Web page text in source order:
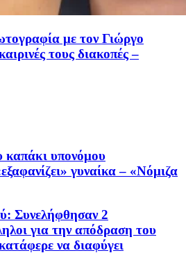
με τον Γιώργο
τους διακοπές –
καπάκι υπονόμου
γυναίκα – «Νόμιζα
Συνελήφθησαν 2
για την απόδραση του
να διαφύγει